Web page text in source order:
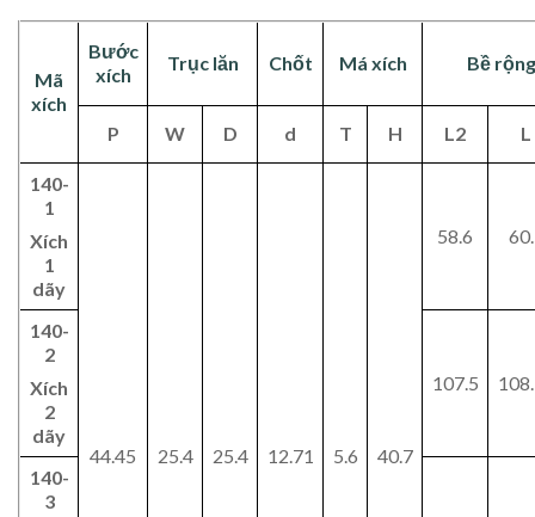
Mã
xích
Bước
xích
Trục lăn Chốt Má xích Bề
P W D d T H L2 L
140-
1
Xích
1
dãy
44.45 25.4 25.4 12.71 5.6 40.7
58.6
140-
2
Xích
2
dãy
107.5
140-
3